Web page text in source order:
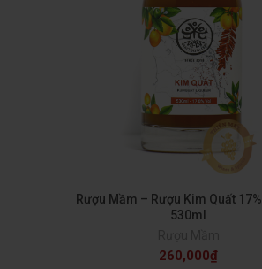
Rượu Mầm – Rượu Kim Quất
530ml
260,000₫